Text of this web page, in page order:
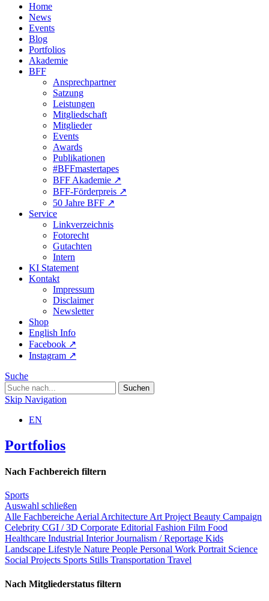
Home
News
Events
Blog
Portfolios
Akademie
BFF
Ansprechpartner
Satzung
Leistungen
Mitgliedschaft
Mitglieder
Events
Awards
Publikationen
#BFFmastertapes
BFF Akademie ↗︎
BFF-Förderpreis ↗︎
50 Jahre BFF ↗︎
Service
Linkverzeichnis
Fotorecht
Gutachten
Intern
KI Statement
Kontakt
Impressum
Disclaimer
Newsletter
Shop
English Info
Facebook ↗︎
Instagram ↗︎
Suche
Skip Navigation
EN
Portfolios
Nach Fachbereich filtern
Sports
Auswahl schließen
Alle Fachbereiche Aerial Architecture Art Project Beauty Campaign
Celebrity CGI / 3D Corporate Editorial Fashion Film Food
Healthcare Industrial InteriorJournalism / Reportage Kids
Landscape Lifestyle Nature People Personal Work Portrait Science
Social Projects Sports Stills Transportation Travel
Nach Mitgliederstatus filtern